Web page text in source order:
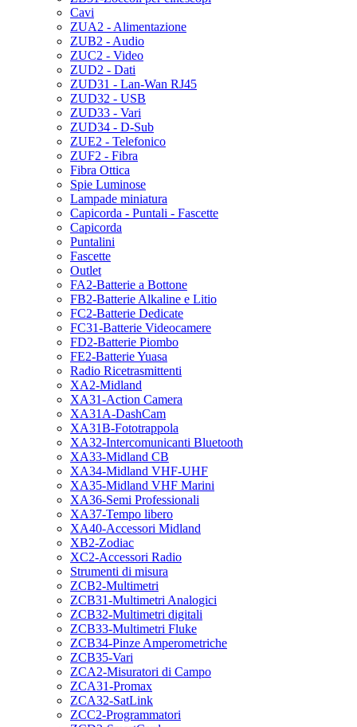
Cavi
ZUA2 - Alimentazione
ZUB2 - Audio
ZUC2 - Video
ZUD2 - Dati
ZUD31 - Lan-Wan RJ45
ZUD32 - USB
ZUD33 - Vari
ZUD34 - D-Sub
ZUE2 - Telefonico
ZUF2 - Fibra
Fibra Ottica
Spie Luminose
Lampade miniatura
Capicorda - Puntali - Fascette
Capicorda
Puntalini
Fascette
Outlet
FA2-Batterie a Bottone
FB2-Batterie Alkaline e Litio
FC2-Batterie Dedicate
FC31-Batterie Videocamere
FD2-Batterie Piombo
FE2-Batterie Yuasa
Radio Ricetrasmittenti
XA2-Midland
XA31-Action Camera
XA31A-DashCam
XA31B-Fototrappola
XA32-Intercomunicanti Bluetooth
XA33-Midland CB
XA34-Midland VHF-UHF
XA35-Midland VHF Marini
XA36-Semi Professionali
XA37-Tempo libero
XA40-Accessori Midland
XB2-Zodiac
XC2-Accessori Radio
Strumenti di misura
ZCB2-Multimetri
ZCB31-Multimetri Analogici
ZCB32-Multimetri digitali
ZCB33-Multimetri Fluke
ZCB34-Pinze Amperometriche
ZCB35-Vari
ZCA2-Misuratori di Campo
ZCA31-Promax
ZCA32-SatLink
ZCC2-Programmatori